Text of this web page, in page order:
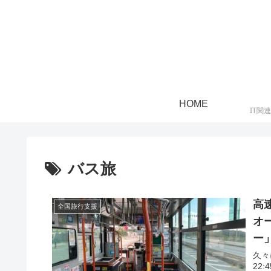
HOME
IT関
バス旅
全国旅行支援
高
オ
ー
久